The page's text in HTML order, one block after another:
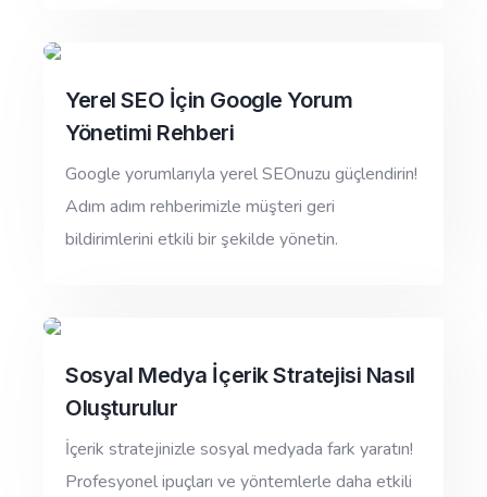
Yerel SEO İçin Google Yorum
Yönetimi Rehberi
Google yorumlarıyla yerel SEOnuzu güçlendirin!
Adım adım rehberimizle müşteri geri
bildirimlerini etkili bir şekilde yönetin.
Sosyal Medya İçerik Stratejisi Nasıl
Oluşturulur
İçerik stratejinizle sosyal medyada fark yaratın!
Profesyonel ipuçları ve yöntemlerle daha etkili